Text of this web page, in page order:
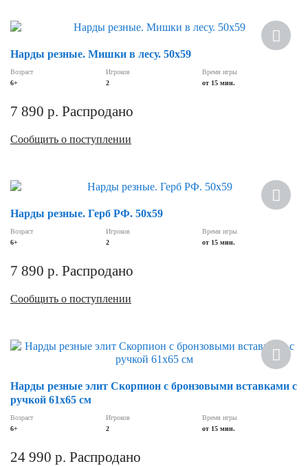
Нарды резные. Мишки в лесу. 50x59
Возраст
6+
Игроков
2
Время игры
от 15 мин.
7 890 р. Распродано
Сообщить о поступлении
Нарды резные. Герб РФ. 50x59
Возраст
6+
Игроков
2
Время игры
от 15 мин.
7 890 р. Распродано
Сообщить о поступлении
Нарды резные элит Скорпион с бронзовыми вставками с
ручкой 61х65 см
Возраст
6+
Игроков
2
Время игры
от 15 мин.
24 990 р. Распродано